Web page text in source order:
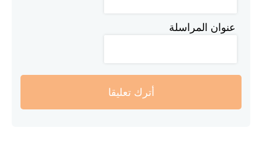
عنوان المراسلة
أترك تعليقا